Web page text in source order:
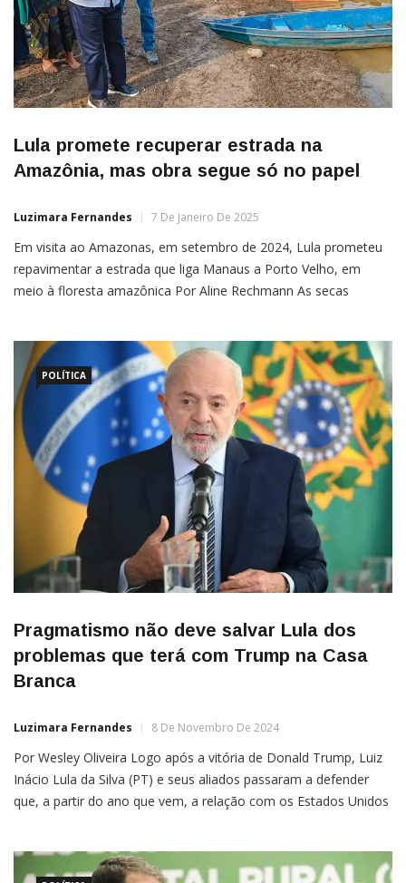
Lula promete recuperar estrada na
Amazônia, mas obra segue só no papel
Luzimara Fernandes 7 De Janeiro De 2025
Em visita ao Amazonas, em setembro de 2024, Lula prometeu
repavimentar a estrada que liga Manaus a Porto Velho, em
meio à floresta amazônica Por Aline Rechmann As secas
da rodovia BR-319. A estrada liga Manaus (Amazonas) a […]
POLÍTICA
Pragmatismo não deve salvar Lula dos
problemas que terá com Trump na Casa
Branca
Luzimara Fernandes 8 De Novembro De 2024
Por Wesley Oliveira Logo após a vitória de Donald Trump, Luiz
Inácio Lula da Silva (PT) e seus aliados passaram a defender
que, a partir do ano que vem, a relação com os Estados Unidos